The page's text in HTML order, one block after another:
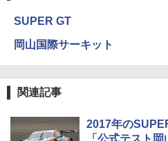
SUPER GT
岡山国際サーキット
関連記事
2017年の
「公式テスト岡